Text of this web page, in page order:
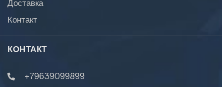
Контакт
КОНТАКТ
+79639099899